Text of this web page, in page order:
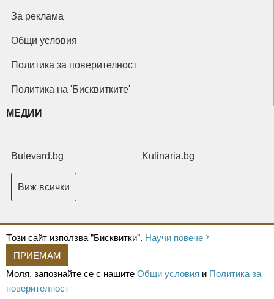
Tози сайт използва "Бисквитки". Научи повече
ПРИЕМАМ
Моля, запознайте се с нашитеОбщи условия и Политика за
поверителност
За реклама
Общи условия
Политика за поверителност
Политика на 'Бисквитките'
МЕДИИ
Bulevard.bg Kulinaria.bg
Виж всички
Copyright © 2026 Ксениум ООД. Всички права запазени.
XeniumCompany.com